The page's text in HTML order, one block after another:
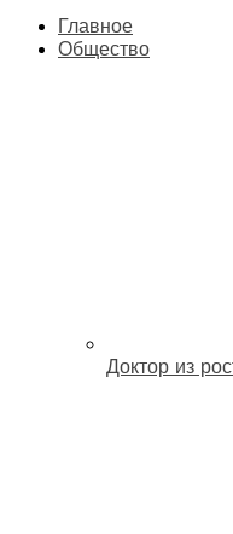
Главное
Общество
Доктор из